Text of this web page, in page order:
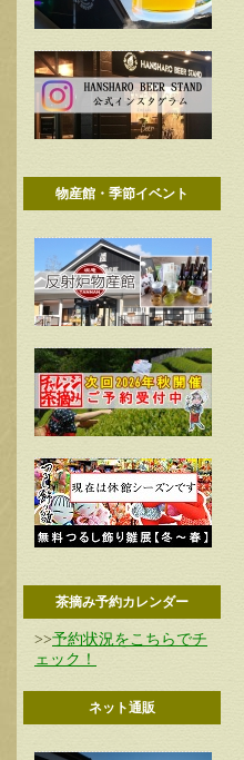
物産館・季節イベント
茶摘み予約カレンダー
>>予約状況をこちらでチ
ェック！
ネット通販